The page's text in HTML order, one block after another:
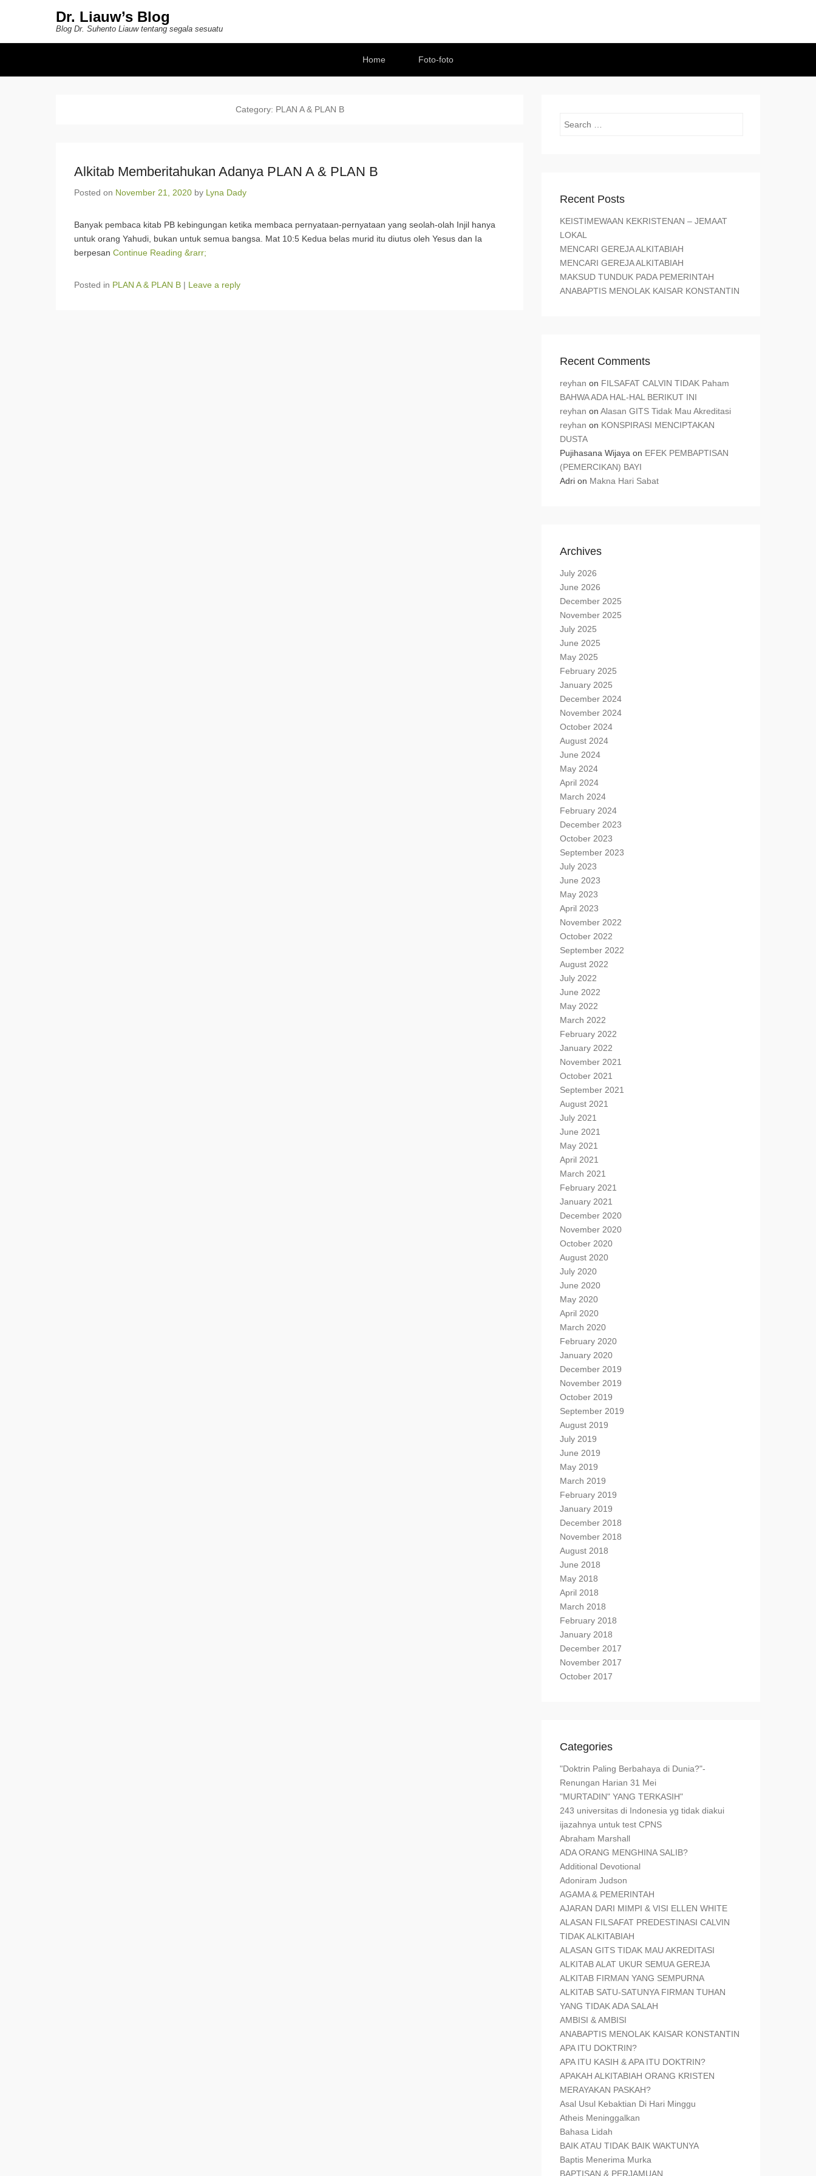
Dr. Liauw’s Blog
Blog Dr. Suhento Liauw tentang segala sesuatu
Home
Foto-foto
Category: PLAN A & PLAN B
Alkitab Memberitahukan Adanya PLAN A & PLAN B
Posted on November 21, 2020 by Lyna Dady
Banyak pembaca kitab PB kebingungan ketika membaca pernyataan-pernyataan yang seolah-olah Injil hanya
untuk orang Yahudi, bukan untuk semua bangsa. Mat 10:5 Kedua belas murid itu diutus oleh Yesus dan Ia
berpesan Continue Reading &rarr;
Posted in PLAN A & PLAN B | Leave a reply
Search
Recent Posts
KEISTIMEWAAN KEKRISTENAN – JEMAAT
LOKAL
MENCARI GEREJA ALKITABIAH
MENCARI GEREJA ALKITABIAH
MAKSUD TUNDUK PADA PEMERINTAH
ANABAPTIS MENOLAK KAISAR KONSTANTIN
Recent Comments
reyhan on FILSAFAT CALVIN TIDAK Paham
BAHWA ADA HAL-HAL BERIKUT INI
reyhan on Alasan GITS Tidak Mau Akreditasi
reyhan on KONSPIRASI MENCIPTAKAN
DUSTA
Pujihasana Wijaya on EFEK PEMBAPTISAN
(PEMERCIKAN) BAYI
Adri on Makna Hari Sabat
Archives
July 2026
June 2026
December 2025
November 2025
July 2025
June 2025
May 2025
February 2025
January 2025
December 2024
November 2024
October 2024
August 2024
June 2024
May 2024
April 2024
March 2024
February 2024
December 2023
October 2023
September 2023
July 2023
June 2023
May 2023
April 2023
November 2022
October 2022
September 2022
August 2022
July 2022
June 2022
May 2022
March 2022
February 2022
January 2022
November 2021
October 2021
September 2021
August 2021
July 2021
June 2021
May 2021
April 2021
March 2021
February 2021
January 2021
December 2020
November 2020
October 2020
August 2020
July 2020
June 2020
May 2020
April 2020
March 2020
February 2020
January 2020
December 2019
November 2019
October 2019
September 2019
August 2019
July 2019
June 2019
May 2019
March 2019
February 2019
January 2019
December 2018
November 2018
August 2018
June 2018
May 2018
April 2018
March 2018
February 2018
January 2018
December 2017
November 2017
October 2017
Categories
"Doktrin Paling Berbahaya di Dunia?"-
Renungan Harian 31 Mei
"MURTADIN" YANG TERKASIH"
243 universitas di Indonesia yg tidak diakui
ijazahnya untuk test CPNS
Abraham Marshall
ADA ORANG MENGHINA SALIB?
Additional Devotional
Adoniram Judson
AGAMA & PEMERINTAH
AJARAN DARI MIMPI & VISI ELLEN WHITE
ALASAN FILSAFAT PREDESTINASI CALVIN
TIDAK ALKITABIAH
ALASAN GITS TIDAK MAU AKREDITASI
ALKITAB ALAT UKUR SEMUA GEREJA
ALKITAB FIRMAN YANG SEMPURNA
ALKITAB SATU-SATUNYA FIRMAN TUHAN
YANG TIDAK ADA SALAH
AMBISI & AMBISI
ANABAPTIS MENOLAK KAISAR KONSTANTIN
APA ITU DOKTRIN?
APA ITU KASIH & APA ITU DOKTRIN?
APAKAH ALKITABIAH ORANG KRISTEN
MERAYAKAN PASKAH?
Asal Usul Kebaktian Di Hari Minggu
Atheis Meninggalkan
Bahasa Lidah
BAIK ATAU TIDAK BAIK WAKTUNYA
Baptis Menerima Murka
BAPTISAN & PERJAMUAN